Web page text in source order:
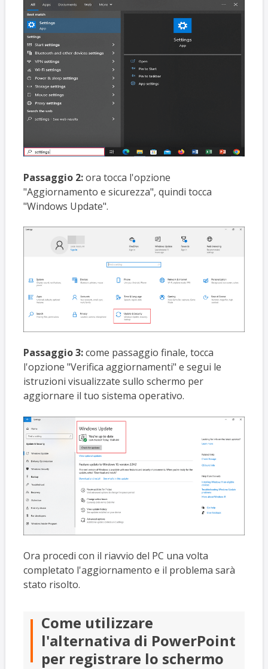
Passaggio 2:ora tocca l'opzione
"Aggiornamento e sicurezza", quindi tocca
"Windows Update".
Passaggio 3:come passaggio finale, tocca
l'opzione "Verifica aggiornamenti" e segui le
istruzioni visualizzate sullo schermo per
aggiornare il tuo sistema operativo.
Ora procedi con il riavvio del PC una volta
completato l'aggiornamento e il problema sarà
stato risolto.
Come utilizzare
l'alternativa di PowerPoint
per registrare lo schermo